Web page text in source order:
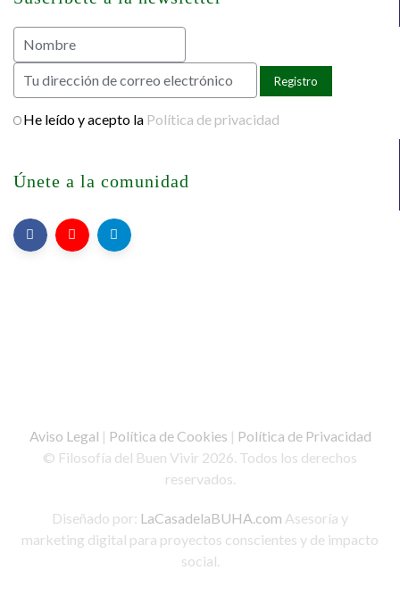
He leído y acepto la Política de privacidad
Únete a la comunidad
Aviso Legal | Política de Cookies | Política de Privacidad
© Filosofía del Buen Vivir 2026. Todos los derechos
reservados.
Diseñado por: LaCasadelaBUHA.com Asesoría y
marketing digital para proyectos conscientes y de impacto
social.